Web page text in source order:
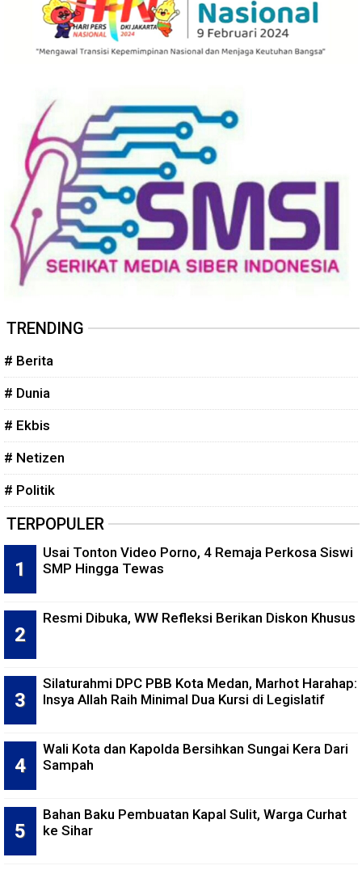
TRENDING
# Berita
# Dunia
# Ekbis
# Netizen
# Politik
TERPOPULER
Usai Tonton Video Porno, 4 Remaja Perkosa Siswi
SMP Hingga Tewas
Resmi Dibuka, WW Refleksi Berikan Diskon Khusus
Silaturahmi DPC PBB Kota Medan, Marhot Harahap:
Insya Allah Raih Minimal Dua Kursi di Legislatif
Wali Kota dan Kapolda Bersihkan Sungai Kera Dari
Sampah
Bahan Baku Pembuatan Kapal Sulit, Warga Curhat
ke Sihar